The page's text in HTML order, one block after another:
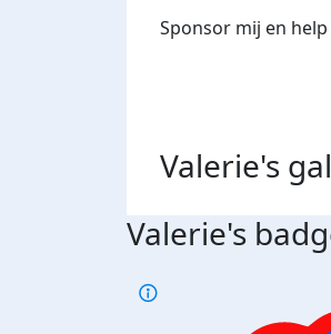
Sponsor mij en
Valerie's
Valerie's